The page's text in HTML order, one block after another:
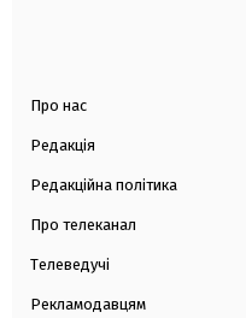
Про нас
Редакція
Редакційна політика
Про телеканал
Телеведучі
Рекламодавцям